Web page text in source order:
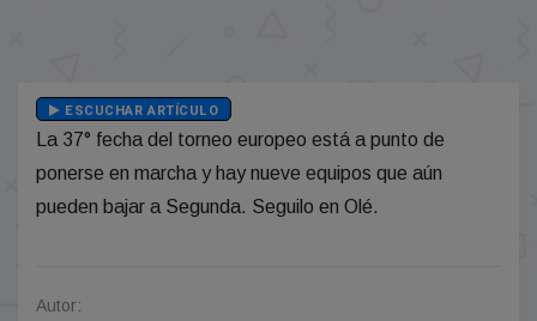
ESCUCHAR ARTÍCULO
La 37° fecha del torneo europeo está a punto de
ponerse en marcha y hay nueve equipos que aún
pueden bajar a Segunda. Seguilo en Olé.
Autor: